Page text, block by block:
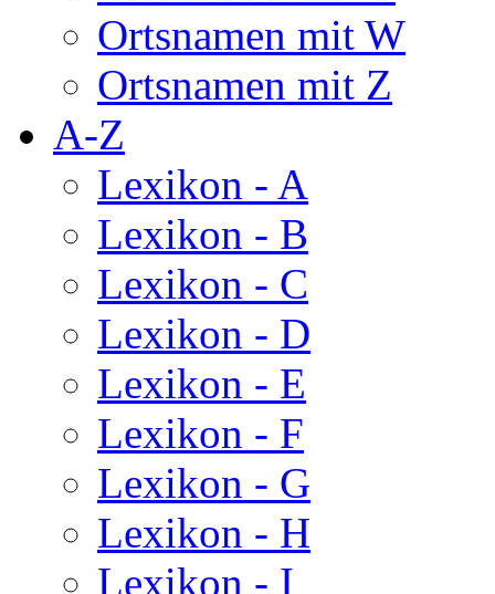
Ortsnamen mit W
Ortsnamen mit Z
A-Z
Lexikon - A
Lexikon - B
Lexikon - C
Lexikon - D
Lexikon - E
Lexikon - F
Lexikon - G
Lexikon - H
Lexikon - I